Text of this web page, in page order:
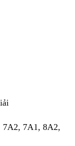
7A1, 8A2,